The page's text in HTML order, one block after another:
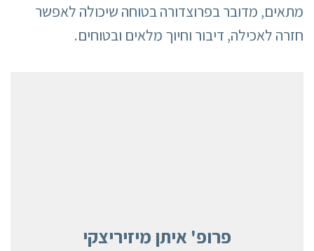
מתאים, מדובר בפרוצדורה בטוחה שיכולה לאפשר
חזרה לאכילה, דיבור וחיוך מלאים ובטוחים.
פרופ' איתן מיזיריצקי